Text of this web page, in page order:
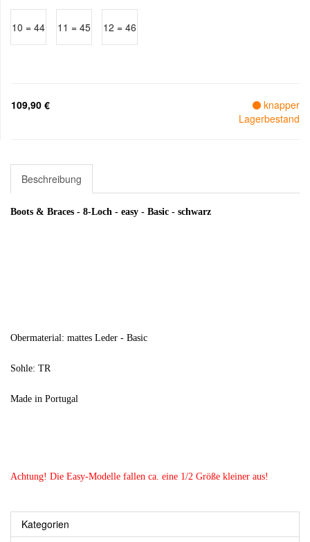
10 = 44 11 = 45 12 = 46
109,90 €
knapper
Lagerbestand
Beschreibung
Boots & Braces - 8-Loch - easy - Basic - schwarz
Obermaterial: mattes Leder - Basic
Sohle: TR
Made in Portugal
Achtung! Die Easy-Modelle fallen ca. eine 1/2 Größe kleiner aus!
Kategorien